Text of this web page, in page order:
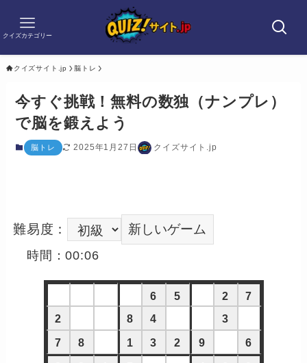
クイズカテゴリー
クイズサイト.jp 脳トレ
今すぐ挑戦！無料の数独（ナンプレ）
で脳を鍛えよう
脳トレ 2025年1月27日 クイズサイト.jp
難易度： 新しいゲーム
時間：00:07
6 5 2
7
2
8 4 3
7 8 1 3 2 9 6